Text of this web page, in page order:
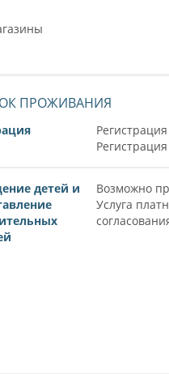
ПРОЖИВАНИЯ
детей и
Возможно
Услуга